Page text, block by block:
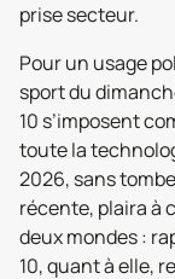
prise secteur.
Pour un usage
sport du
10 s’imposent
toute la
2026, sans
récente, plaira à
deux mondes :
10, quant à elle,